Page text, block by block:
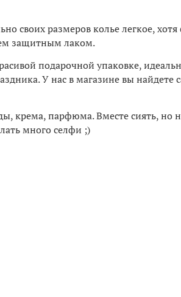
своих размеров колье легкое, хотя
защитным лаком.
подарочной упаковке,
У нас в магазине вы найдете
крема, парфюма. Вместе сиять, но
много селфи ;)